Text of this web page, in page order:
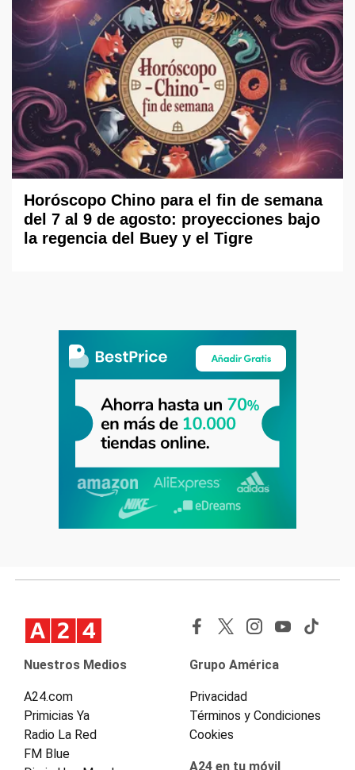
Horóscopo Chino para el fin de semana
del 7 al 9 de agosto: proyecciones bajo
la regencia del Buey y el Tigre
Nuestros Medios
A24.com
Primicias Ya
Radio La Red
FM Blue
Grupo América
Privacidad
Términos y Condiciones
Cookies
A24 en tu móvil